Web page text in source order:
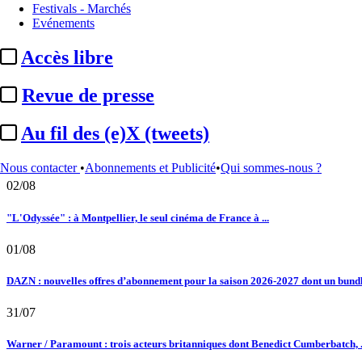
Festivals - Marchés
Evénements
Accès libre
Revue de presse
Au fil des (e)X (tweets)
Nous contacter •Abonnements et Publicité•Qui sommes-nous ?
20/11/2025
ProductionFederation International :
Le fil actu
02/08
Au fil des (e)X (tweets) : Kavinsky, hommage, argentique, 4K, Clooney,
02/08
02/08
"L'Odyssée" : à Montpellier, le seul cinéma de France à ...
01/08
DAZN : nouvelles offres d’abonnement pour la saison 2026-2027 dont un
31/07
Warner / Paramount : trois acteurs britanniques dont Benedict Cumberbatch,